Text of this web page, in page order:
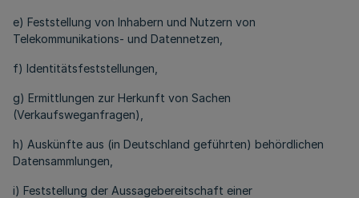
e) Feststellung von Inhabern und Nutzern von
Telekommunikations- und Datennetzen,
f) Identitätsfeststellungen,
g) Ermittlungen zur Herkunft von Sachen
(Verkaufsweganfragen),
h) Auskünfte aus (in Deutschland geführten) behördlichen
Datensammlungen,
i) Feststellung der Aussagebereitschaft einer